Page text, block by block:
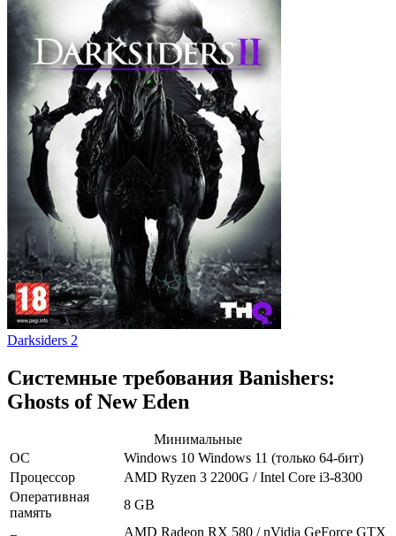
Darksiders 2
Системные требования Banishers:
Ghosts of New Eden
Минимальные
ОС
Windows 10 Windows 11 (только 64-бит)
Процессор
AMD Ryzen 3 2200G / Intel Core i3-8300
Оперативная
память
8 GB
AMD Radeon RX 580 / nVidia GeForce GTX